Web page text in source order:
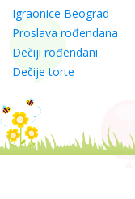
Igraonice Beograd
Proslava rođendana
Dečiji rođendani
Dečije torte